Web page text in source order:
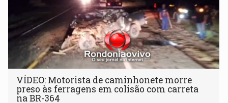
VÍDEO: Motorista de caminhonete morre
preso às ferragens em colisão com carreta
na BR-364